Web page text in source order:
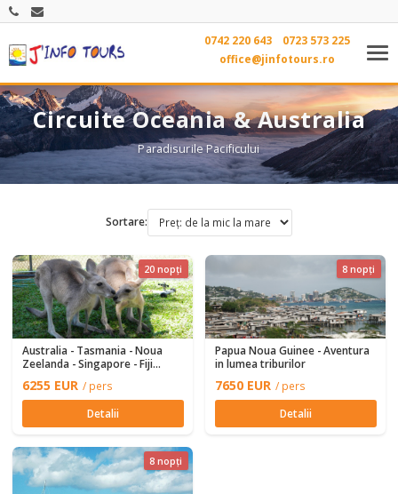
0742 220 643
0723 573 225
office@jinfotours.ro
Circuite Oceania & Australia
Paradisurile Pacificului
Sortare:
20 nopți
Australia - Tasmania - Noua
Zeelanda - Singapore - Fiji
6255 EUR / pers
Detalii
8 nopți
Papua Noua Guinee - Aventura
in lumea triburilor
7650 EUR / pers
Detalii
8 nopți